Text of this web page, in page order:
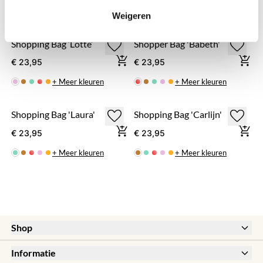
Weigeren
♥ YOU MAY ALSO LOVE...
Shopping Bag ‘Lotte’
€ 23,95
+ Meer kleuren
Shopper Bag 'Babeth'
€ 23,95
+ Meer kleuren
Shopping Bag 'Laura'
€ 23,95
+ Meer kleuren
Shopping Bag 'Carlijn'
€ 23,95
+ Meer kleuren
Shop
New
Sale
Informatie